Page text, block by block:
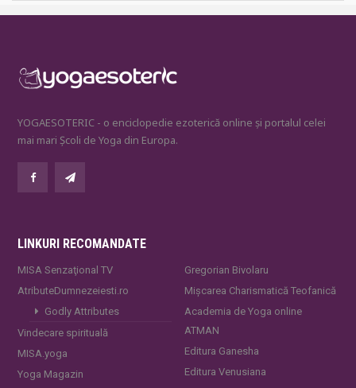
YOGAESOTERIC - o enciclopedie ezoterică online și portalul celei
mai mari Școli de Yoga din Europa.
LINKURI RECOMANDATE
MISA Senzaţional TV
AtributeDumnezeiesti.ro
Godly Attributes
Vindecare spirituală
MISA.yoga
Yoga Magazin
Gregorian Bivolaru
Mișcarea Charismatică Teofanică
Academia de Yoga online
ATMAN
Editura Ganesha
Editura Venusiana